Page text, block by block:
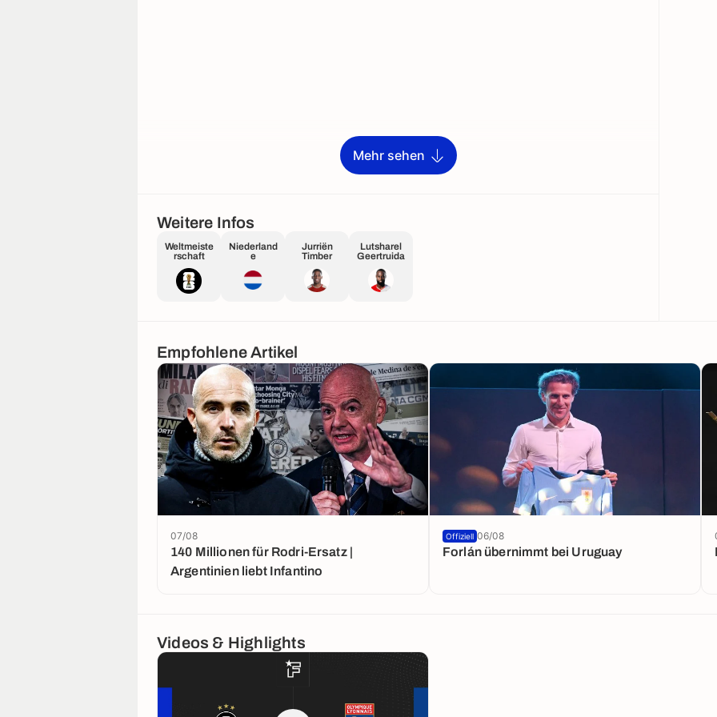
Mehr sehen
Weitere Infos
Weltmeiste
rschaft
Niederland
e
Jurriën
Timber
Lutsharel
Geertruida
Empfohlene Artikel
140 Millionen für Rodri-Ersatz |
Argentinien liebt Infantino
07/08
Forlán übernimmt bei Uruguay
Offiziell 06/08
Videos & Highlights